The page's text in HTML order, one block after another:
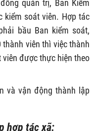
quản trị, Ban Kiểm
kiểm soát viên. Hợp tác
bầu Ban kiểm soát,
viên thì việc thành
viên được thực hiện theo
và vận động thành lập
hợp tác xã: